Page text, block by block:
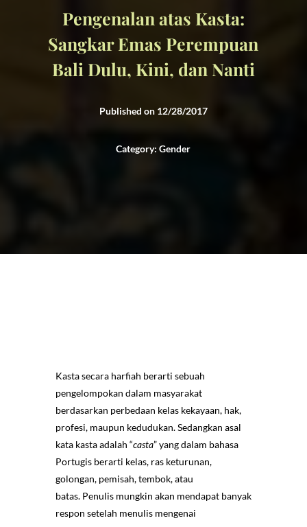
Pengenalan atas Kasta:
Sangkar Emas Perempuan
Bali Dulu, Kini, dan Nanti
Published on 12/28/2017
Category: Gender
Kasta secara harfiah berarti sebuah
pengelompokan dalam masyarakat
berdasarkan perbedaan kelas kekayaan, hak,
profesi, maupun kedudukan. Sedangkan asal
kata kasta adalah “casta” yang dalam bahasa
Portugis berarti kelas, ras keturunan,
golongan, pemisah, tembok, atau
batas. Penulis mungkin akan mendapat banyak
respon setelah menulis mengenai